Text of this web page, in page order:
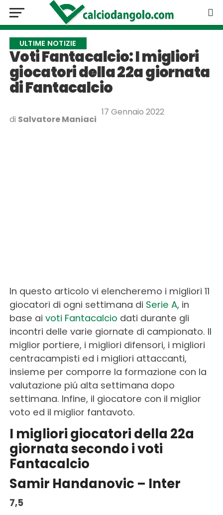
ULTIME NOTIZIE
Voti Fantacalcio: I migliori
giocatori della 22a giornata
di Fantacalcio
di Salvatore Maniaci
17 Gennaio 2022
In questo articolo vi elencheremo i migliori 11
giocatori di ogni settimana di Serie A, in
base ai voti Fantacalcio dati durante gli
incontri delle varie giornate di campionato. Il
miglior portiere, i migliori difensori, i migliori
centracampisti ed i migliori attaccanti,
insieme per comporre la formazione con la
valutazione piú alta settimana dopo
settimana. Infine, il giocatore con il miglior
voto ed il miglior fantavoto.
I migliori giocatori della 22a
giornata secondo i voti
Fantacalcio
Samir Handanovic – Inter
7,5